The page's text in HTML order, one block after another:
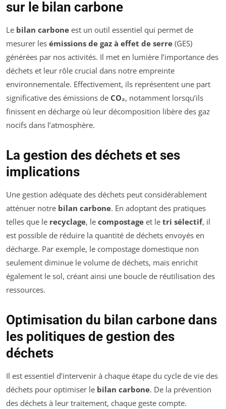
sur le bilan carbone
Le bilan carbone est un outil essentiel qui permet de
mesurer les émissions de gaz à effet de serre (GES)
générées par nos activités. Il met en lumière l’importance des
déchets et leur rôle crucial dans notre empreinte
environnementale. Effectivement, ils représentent une part
significative des émissions de CO₂, notamment lorsqu’ils
finissent en décharge où leur décomposition libère des gaz
nocifs dans l’atmosphère.
La gestion des déchets et ses
implications
Une gestion adéquate des déchets peut considérablement
atténuer notre bilan carbone. En adoptant des pratiques
telles que le recyclage, le compostage et le tri sélectif, il
est possible de réduire la quantité de déchets envoyés en
décharge. Par exemple, le compostage domestique non
seulement diminue le volume de déchets, mais enrichit
également le sol, créant ainsi une boucle de réutilisation des
ressources.
Optimisation du bilan carbone dans
les politiques de gestion des
déchets
Il est essentiel d’intervenir à chaque étape du cycle de vie des
déchets pour optimiser le bilan carbone. De la prévention
des déchets à leur traitement, chaque geste compte.